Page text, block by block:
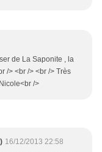
de La Saponite , la
/> <br /> <br /> Très
/>
16/12/2013 22:58